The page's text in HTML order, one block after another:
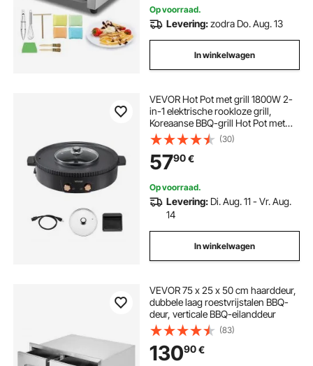
Op voorraad.
Levering:zodra Do. Aug. 13
In winkelwagen
VEVOR Hot Pot met grill 1800W 2-
in-1 elektrische rookloze grill,
Koreaanse BBQ-grill Hot Pot met
aparte dubbele
temperatuurregeling,
antiaanbakpan, voor 2-8 personen
(30)
5790€
Op voorraad.
Levering: Di. Aug. 11 - Vr. Aug.
14
In winkelwagen
VEVOR 75 x 25 x 50 cm haarddeur,
dubbele laag roestvrijstalen BBQ-
deur, verticale BBQ-eilanddeur
(83)
13090€